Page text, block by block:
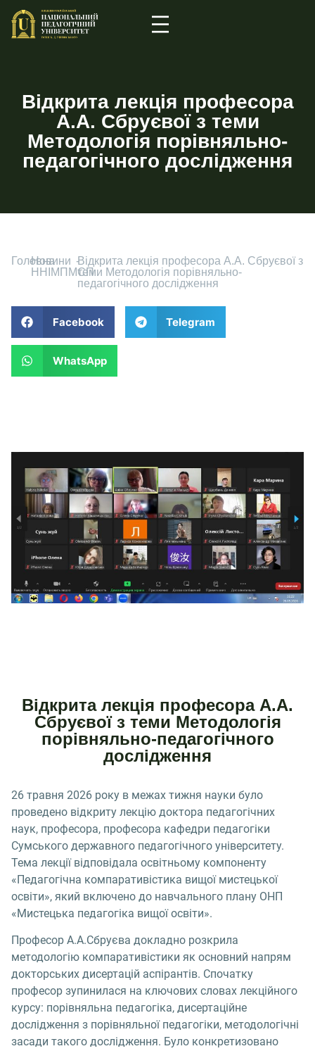
Відкрита лекція професора
А.А. Сбруєвої з теми
Методологія порівняльно-
педагогічного дослідження
Головна
-Новини
ННІМПМСП
-Відкрита лекція професора А.А. Сбруєвої з
теми Методологія порівняльно-
педагогічного дослідження
Facebook Telegram
WhatsApp
Відкрита лекція професора А.А.
Сбруєвої з теми Методологія
порівняльно-педагогічного
дослідження
26 травня 2026 року в межах тижня науки було
проведено відкриту лекцію доктора педагогічних
наук, професора, професора кафедри педагогіки
Сумського державного педагогічного університету.
Тема лекції відповідала освітньому компоненту
«Педагогічна компаративістика вищої мистецької
освіти», який включено до навчального плану ОНП
«Мистецька педагогіка вищої освіти».
Професор А.А.Сбруєва докладно розкрила
методологію компаративістики як основний напрям
докторських дисертацій аспірантів. Спочатку
професор зупинилася на ключових словах лекційного
курсу: порівняльна педагогіка, дисертаційне
дослідження з порівняльної педагогіки, методологічні
засади такого дослідження. Було конкретизовано